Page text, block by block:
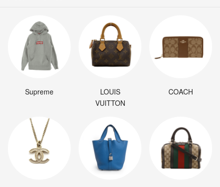
Supreme
LOUIS
VUITTON
COACH